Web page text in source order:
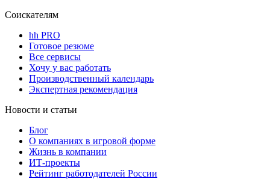
Соискателям
hh PRO
Готовое резюме
Все сервисы
Хочу у вас работать
Производственный календарь
Экспертная рекомендация
Новости и статьи
Блог
О компаниях в игровой форме
Жизнь в компании
ИТ-проекты
Рейтинг работодателей России